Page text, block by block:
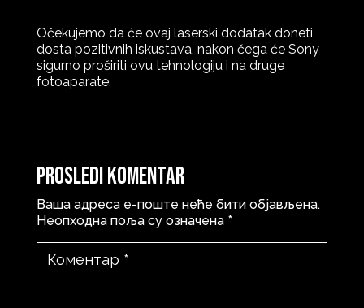
Očekujemo da će ovaj laserski dodatak doneti
dosta pozitivnih iskustava, nakon čega će Sony
sigurno proširiti ovu tehnologiju i na druge
fotoaparate.
Prosledi komentar
Ваша адреса е-поште неће бити објављена.
Неопходна поља су означена *